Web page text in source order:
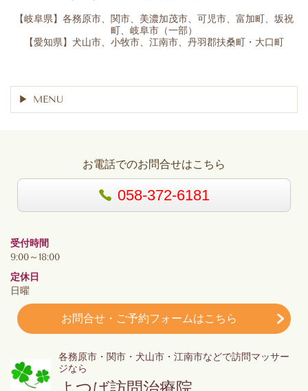
【岐阜県】各務原市、関市、美濃加茂市、可児市、富加町、坂祝
町、岐阜市（一部）
【愛知県】犬山市、小牧市、江南市、丹羽郡扶桑町・大口町
MENU
お電話でのお問合せはこちら
058-372-6181
受付時間
9:00～18:00
定休日
日曜
お問合せ・ご予約フォームはこちら
各務原市・関市・犬山市・江南市などで訪問マッサー
ジなら